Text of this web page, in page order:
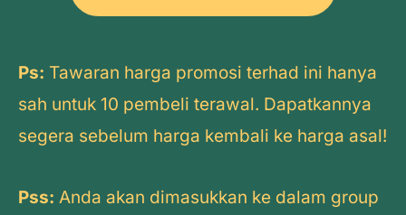
Ps: Tawaran harga promosi terhad ini hanya
sah untuk 10 pembeli terawal. Dapatkannya
segera sebelum harga kembali ke harga asal!
Pss: Anda akan dimasukkan ke dalam group